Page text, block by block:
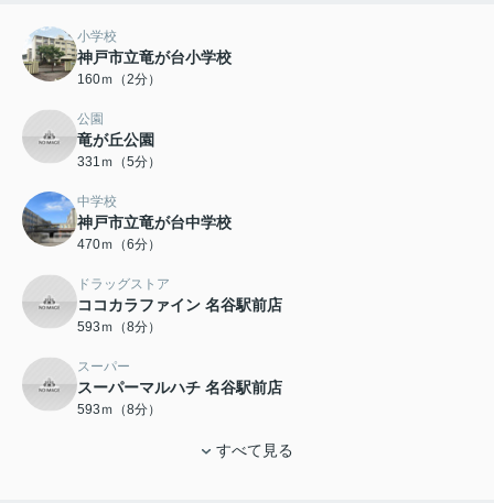
小学校
神戸市立竜が台小学校
160ｍ（2分）
公園
竜が丘公園
331ｍ（5分）
中学校
神戸市立竜が台中学校
470ｍ（6分）
ドラッグストア
ココカラファイン 名谷駅前店
593ｍ（8分）
スーパー
スーパーマルハチ 名谷駅前店
593ｍ（8分）
すべて見る